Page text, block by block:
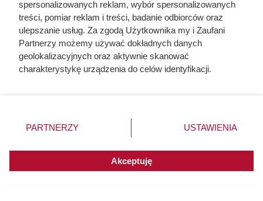
Ten gatunek drewna daje
spersonalizowanych reklam, wybór spersonalizowanych
treści, pomiar reklam i treści, badanie odbiorców oraz
ulepszanie usług. Za zgodą Użytkownika my i Zaufani
Partnerzy możemy używać dokładnych danych
geolokalizacyjnych oraz aktywnie skanować
charakterystykę urządzenia do celów identyfikacji.
zmienić/wycofać klikając przycisk ustawień prywatności
znajdujący się w lewym dolnym rogu strony. Niektóre
użytkownika, ale masz prawo sprzeciwić się takiemu
przetwarzaniu. Preferencje będą miały zastosowania do
PARTNERZY USTAWIENIA
Akceptuję